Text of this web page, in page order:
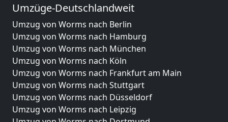
Umzüge-Deutschlandweit
Umzug von Worms nach Berlin
Umzug von Worms nach Hamburg
Umzug von Worms nach München
Umzug von Worms nach Köln
Umzug von Worms nach Frankfurt am Main
Umzug von Worms nach Stuttgart
Umzug von Worms nach Düsseldorf
Umzug von Worms nach Leipzig